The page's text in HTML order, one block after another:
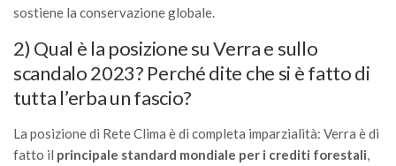
VII Congresso (Isernia 2009)
VI Congresso (Arezzo 2007)
V Congresso (Torino 2003)
IV Congresso (Potenza 2003)
III Congresso (Viterbo 2001)
II Congresso (Bologna 1999)
sostiene la conservazione globale.
2) Qual è la posizione su Verra e sullo
scandalo 2023? Perché dite che si è fatto di
tutta l’erba un fascio?
La posizione di Rete Clima è di completa imparzialità: Verra è di
fatto il principale standard mondiale per i crediti forestali,